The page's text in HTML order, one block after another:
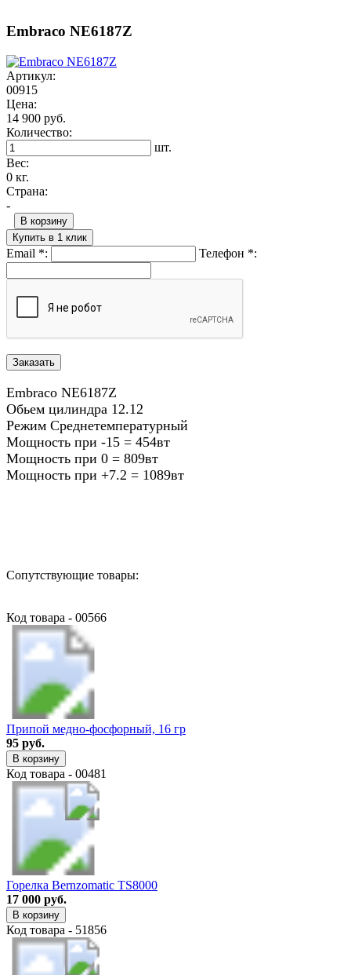
Embraco NE6187Z
Артикул:
00915
Цена:
14 900 руб.
Количество:
шт.
Вес:
0 кг.
Страна:
-
В корзину
Купить в 1 клик
Email *: Телефон *:
Embraco NE6187Z
Обьем цилиндра 12.12
Режим Среднетемпературный
Мощность при -15 = 454вт
Мощность при 0 = 809вт
Мощность при +7.2 = 1089вт
Сопутствующие товары:
Код товара - 00566
Припой медно-фосфорный, 16 гр
95 руб.
В корзину
Код товара - 00481
Горелка Bernzomatic TS8000
17 000 руб.
В корзину
Код товара - 51856